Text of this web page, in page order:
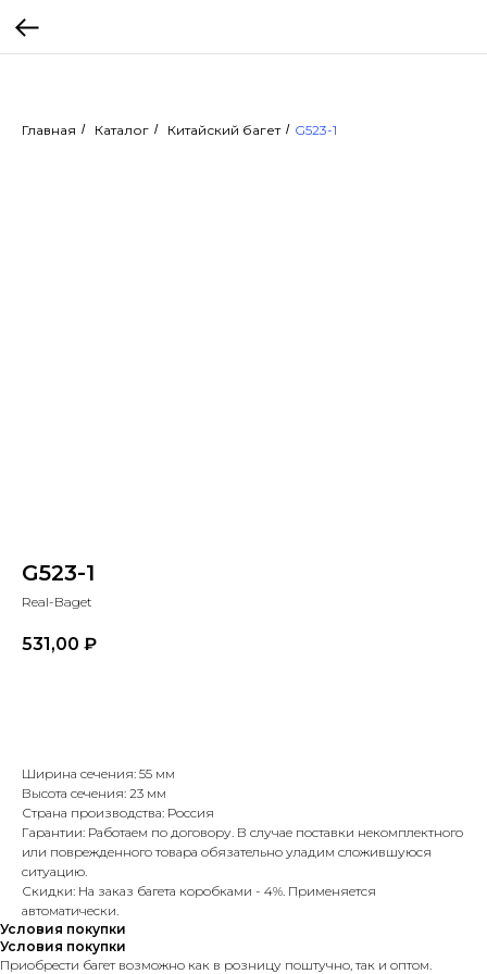
Главная / Каталог / Китайский багет / G523-1
G523-1
Real-Baget
531,00 ₽
Ширина сечения: 55 мм
Высота сечения: 23 мм
Страна производства: Россия
Гарантии: Работаем по договору. В случае поставки некомплектного
или поврежденного товара обязательно уладим сложившуюся
ситуацию.
Скидки: На заказ багета коробками - 4%. Применяется
автоматически.
Условия покупки
Условия покупки
Приобрести багет возможно как в розницу поштучно, так и оптом.